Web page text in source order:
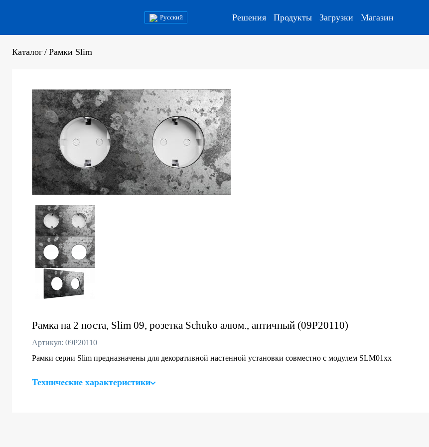
Русский Решения Продукты Загрузки Магазин
Каталог / Рамки Slim
Рамка на 2 поста, Slim 09, розетка Schuko алюм., античный (09P20110)
Артикул: 09P20110
Рамки серии Slim предназначены для декоративной настенной установки совместно с модулем SLM01хх
Технические характеристики